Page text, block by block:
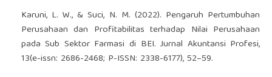
Karuni, L. W., & Suci, N. M. (2022). Pengaruh Pertumbuhan
Perusahaan dan Profitabilitas terhadap Nilai Perusahaan
pada Sub Sektor Farmasi di BEI. Jurnal Akuntansi Profesi,
13(e-issn: 2686-2468; P-ISSN: 2338-6177), 52–59.